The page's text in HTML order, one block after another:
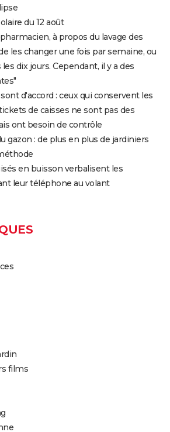
du 12 août
à propos du lavage des
les changer une fois par semaine, ou
dix jours. Cependant, il y a des
d'accord : ceux qui conservent les
de caisses ne sont pas des
ont besoin de contrôle
gazon : de plus en plus de jardiniers
en buisson verbalisent les
leur téléphone au volant
films